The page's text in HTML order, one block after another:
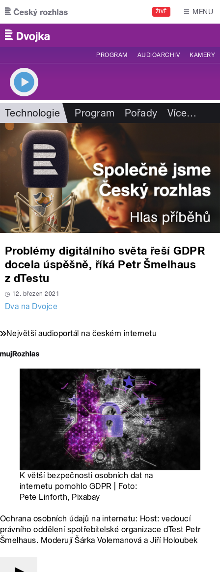
Přejít k hlavnímu obsahu
ŽIVĚ MENU
PROGRAM AUDIOARCHIV KAMERY
Technologie Program Pořady Více…
Problémy digitálního světa řeší GDPR
docela úspěšně, říká Petr Šmelhaus
z dTestu
12. březen 2021
Dva na Dvojce
Největší audioportál na českém internetu
K větší bezpečnosti osobních dat na
internetu pomohlo GDPR | Foto:
Pete Linforth, Pixabay
Ochrana osobních údajů na internetu: Host: vedoucí
právního oddělení spotřebitelské organizace dTest Petr
Šmelhaus. Moderují Šárka Volemanová a Jiří Holoubek